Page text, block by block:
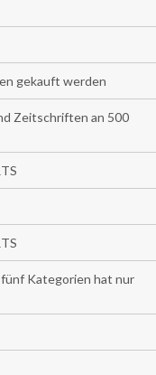
gekauft werden
Zeitschriften an 500
Kategorien hat nur